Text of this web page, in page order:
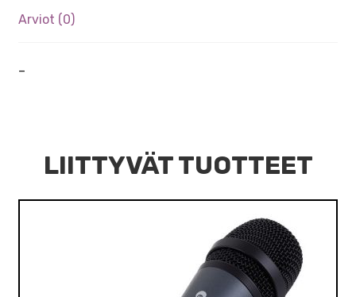
Arviot (0)
–
LIITTYVÄT TUOTTEET